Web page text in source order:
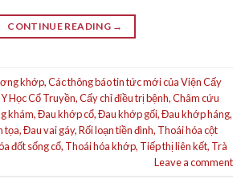
CONTINUE READING →
khớp,Các thông báo tin tức mới của Viện Cấy
Học Cổ Truyền,Cấy chỉ điều trị bệnh,Châm cứu
khám,Đau khớp cổ,Đau khớp gối,Đau khớp háng,
tọa,Đau vai gáy,Rối loạn tiền đình, Thoái hóa cột
đốt sống cổ, Thoái hóa khớp, Tiếp thị liên kết, Trà
Leave a comment